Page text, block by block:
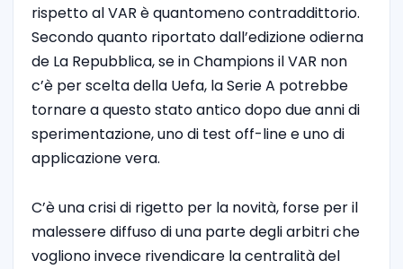
rispetto al VAR è quantomeno contraddittorio.
Secondo quanto riportato dall’edizione odierna
de La Repubblica, se in Champions il VAR non
c’è per scelta della Uefa, la Serie A potrebbe
tornare a questo stato antico dopo due anni di
sperimentazione, uno di test off-line e uno di
applicazione vera.
C’è una crisi di rigetto per la novità, forse per il
malessere diffuso di una parte degli arbitri che
vogliono invece rivendicare la centralità del